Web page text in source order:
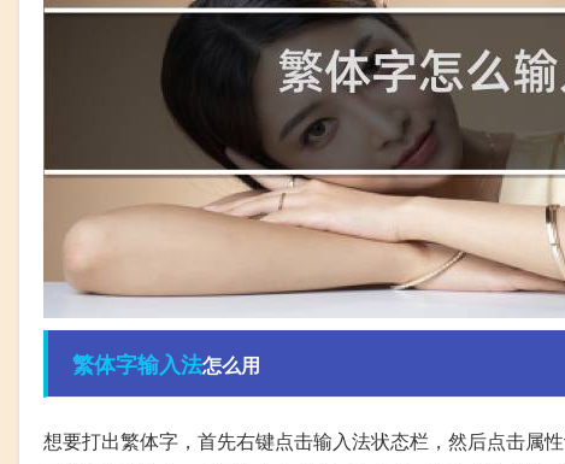
繁体字输入法怎么用
想要打出繁体字，首先右键点击输入法状态栏，然后点击属